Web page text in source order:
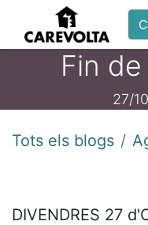
Fin
27/
Tots els blogs
DIVENDRES 27